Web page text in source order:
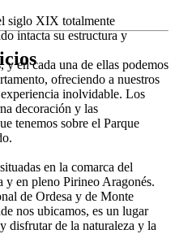
siglo XIX totalmente
intacta su estructura y
y en cada una de ellas podemos
ofreciendo a nuestros
inolvidable. Los
decoración y las
tenemos sobre el Parque
en la comarca del
y en pleno Pirineo Aragonés.
de Ordesa y de Monte
nos ubicamos, es un lugar
disfrutar de la naturaleza y la